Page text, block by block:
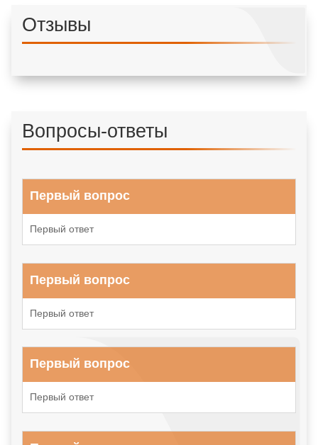
Отзывы
Вопросы-ответы
Первый вопрос
Первый ответ
Первый вопрос
Первый ответ
Первый вопрос
Первый ответ